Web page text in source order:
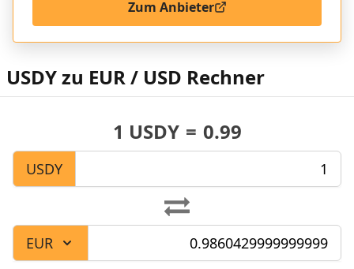
Zum Anbieter
USDY zu EUR / USD Rechner
1 USDY = 0.99
USDY
EUR